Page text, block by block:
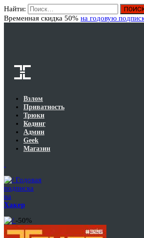
Найти:
Временная скидка 50% на годовую
Взлом
Приватность
Трюки
Кодинг
Админ
Geek
Магазин
Годовая
подписка
на
Хакер
-50%